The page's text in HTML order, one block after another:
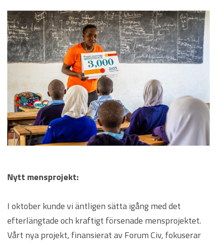
Nytt mensprojekt:
I oktober kunde vi äntligen sätta igång med det
efterlängtade och kraftigt försenade mensprojektet.
Vårt nya projekt, finansierat av Forum Civ, fokuserar